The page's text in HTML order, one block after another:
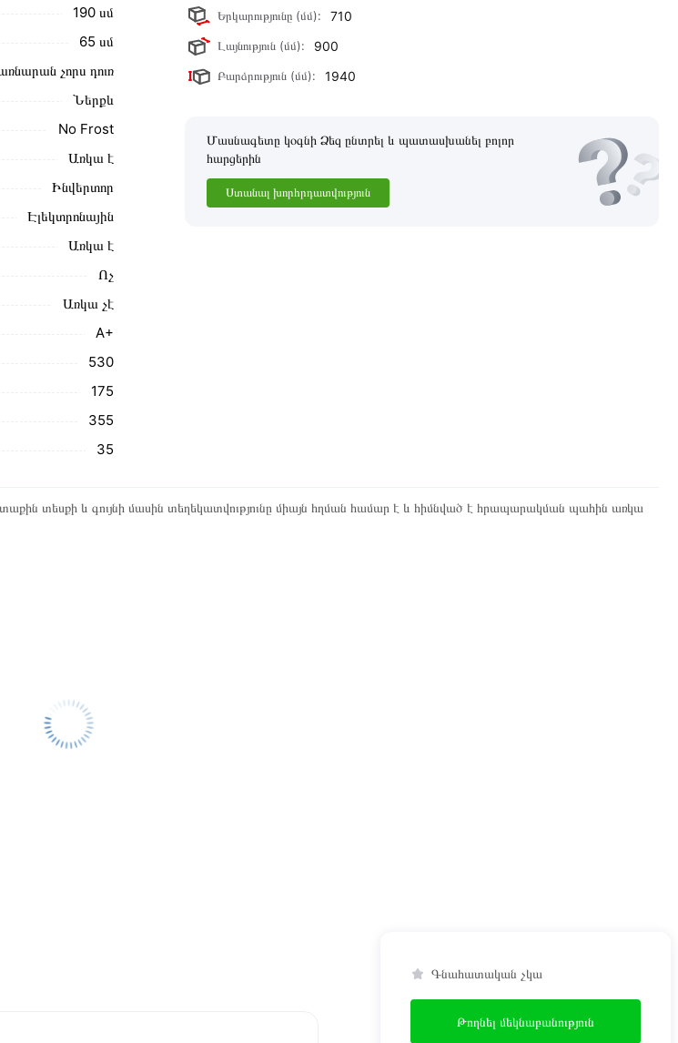
190 սմ
65 սմ
չորս դուռ
Ներքև
No Frost
Առկա է
Ինվերտոր
Էլեկտրոնային
Առկա է
Ոչ
Առկա չէ
A+
530
175
355
35
Երկարությունը (մմ): 710
Լայնություն (մմ): 900
Բարձրություն (մմ): 1940
Մասնագետը կօգնի Ձեզ ընտրել և պատասխանել բոլոր
հարցերին
Ստանալ խորհրդատվություն
տեսքի և գույնի մասին տեղեկատվությունը միայն հղման համար է և հիմնված է հրապարակման պահին առկա
Գնահատական չկա
Թողնել մեկնաբանություն